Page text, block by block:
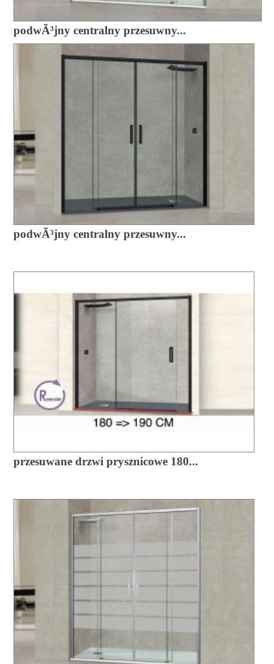
podwÃ³jny centralny przesuwny...
podwÃ³jny centralny przesuwny...
przesuwane drzwi prysznicowe 180...